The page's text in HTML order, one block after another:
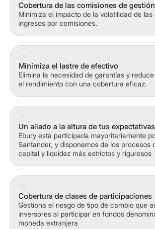
Cobertura de las comisiones de gestión
Minimiza el impacto de la volatilidad de las
ingresos por comisiones.
Minimiza el lastre de efectivo
Elimina la necesidad de garantías y
el rendimiento con una cobertura eficaz.
Un aliado a la altura de tus expectativas
Ebury está participada mayoritariamente
Santander, y disponemos de los procesos
capital y liquidez más estrictos y rigurosos
Cobertura de clases de participaciones
Gestiona el riesgo de tipo de cambio que
inversores al participar en fondos
moneda extranjera